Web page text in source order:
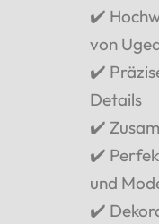
✔️
von
✔️
Details
✔️
✔️
und
✔️